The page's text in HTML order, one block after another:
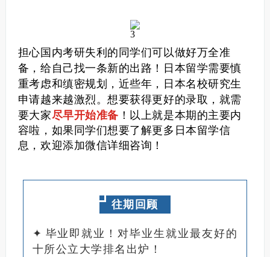
担心国内考研失利的同学们可以做好万全准
备，给自己找一条新的出路！
日本留学需要慎
重考虑和缜密规划，近些年，日本名校研究生
申请越来越激烈。想要获得更好的录取，就需
要大家尽早开始准备 ！ 以上就是本期的主要内
容啦，如果同学们想要了解更多日本留学信
息，欢迎添加微信详细咨询！
往期回顾
✦ 毕业即就业！对毕业生就业最友好的
十所公立大学排名出炉！